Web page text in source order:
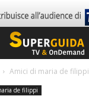
Amici di maria de filippi
de filippi